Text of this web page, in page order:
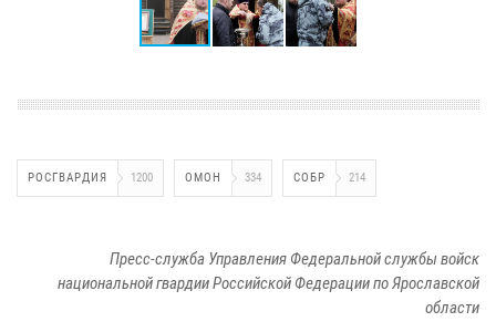
РОСГВАРДИЯ 1200 ОМОН 334 СОБР 214
Пресс-служба Управления Федеральной службы войск
национальной гвардии Российской Федерации по Ярославской
области